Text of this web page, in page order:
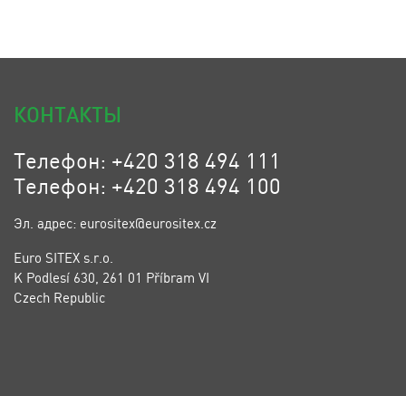
КОНТАКТЫ
Телефон: +420 318 494 111
Телефон: +420 318 494 100
Эл. адрес: eurositex@eurositex.cz
Euro SITEX s.r.o.
K Podlesí 630, 261 01 Příbram VI
Czech Republic